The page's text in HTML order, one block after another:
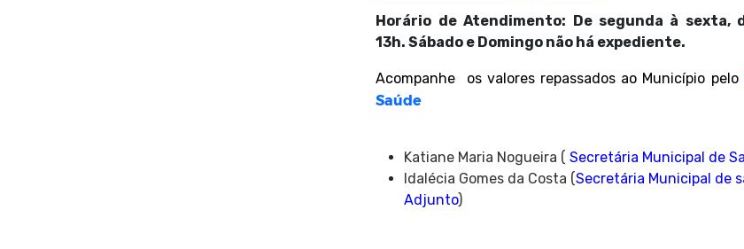
Horário de Atendimento: De segunda à sexta,
13h.Sábado e Domingo não há expediente.
Acompanhe os valores repassados ao Município pelo
Saúde
Katiane Maria Nogueira ( Secretária Municipal de
Idalécia Gomes da Costa (Secretária Municipal de
Adjunto)